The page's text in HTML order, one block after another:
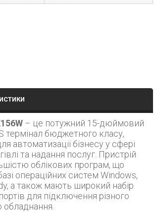
– це потужний 15-дюймовий
термінал бюджетного класу,
автоматизації бізнесу у сфері
та надання послуг. Пристрій
облікових програм, що
операційних систем Windows,
а також мають широкий набір
для підключення різного
обладнання.